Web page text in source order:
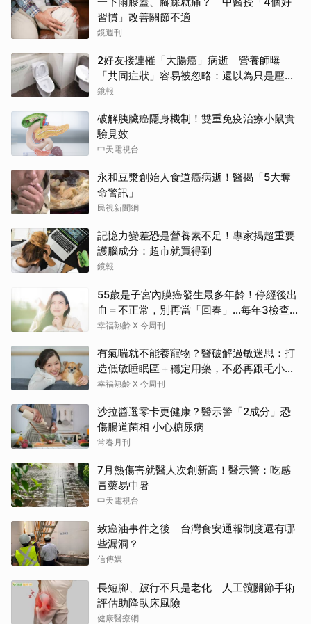
習慣」改善關節不適
鏡週刊
2好友接連罹「大腸癌」病逝 營養師曝
「共同症狀」容易被忽略：還以為只是壓力
大
鏡報
破解胰臟癌隱身機制！雙重免疫治療小鼠實
驗見效
中天電視台
永和豆漿創始人食道癌病逝！醫揭「5大奪
命警訊」
民視新聞網
記憶力變差恐是營養素不足！專家揭超重要
護腦成分：超市就買得到
鏡報
55歲是子宮內膜癌發生最多年齡！停經後出
血＝不正常，別再當「回春」…每年3檢查保
命：早期治癒率達9成5
幸福熟齡 X 今周刊
有氣喘就不能養寵物？醫破解過敏迷思：打
造低敏睡眠區＋穩定用藥，不必再跟毛小孩
分離
幸福熟齡 X 今周刊
沙拉醬選零卡更健康？醫示警「2成分」恐
傷腸道菌相 小心糖尿病
常春月刊
7月熱傷害就醫人次創新高！醫示警：吃感
冒藥易中暑
中天電視台
致癌油事件之後 台灣食安通報制度還有哪
些漏洞？
信傳媒
長短腳、跛行不只是老化 人工髖關節手術
評估助降臥床風險
健康醫療網